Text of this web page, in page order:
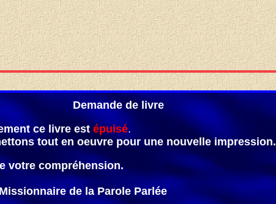
Demande de livre
ce livre estépuisé.
tout en oeuvre pour une nouvelle impression.
votre compréhension.
de la Parole Parlée